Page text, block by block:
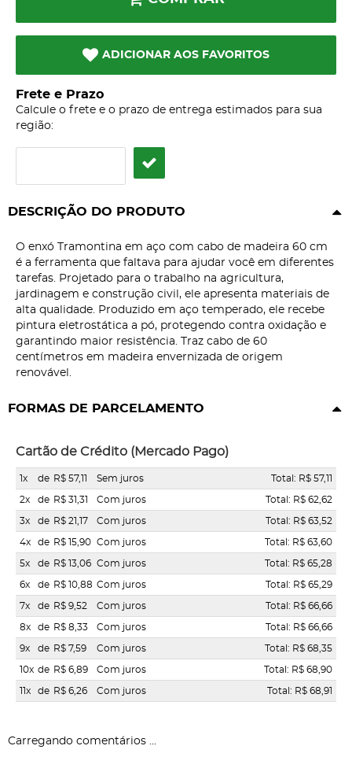
ADICIONAR AOS FAVORITOS
Frete e Prazo
Calcule o frete e o prazo de entrega estimados para sua
região:
DESCRIÇÃO DO PRODUTO
O enxó Tramontina em aço com cabo de madeira 60 cm
é a ferramenta que faltava para ajudar você em diferentes
tarefas. Projetado para o trabalho na agricultura,
jardinagem e construção civil, ele apresenta materiais de
alta qualidade. Produzido em aço temperado, ele recebe
pintura eletrostática a pó, protegendo contra oxidação e
garantindo maior resistência. Traz cabo de 60
centímetros em madeira envernizada de origem
renovável.
FORMAS DE PARCELAMENTO
Cartão de Crédito (Mercado Pago)
1x de R$ 57,11 Sem juros Total: R$ 57,11
2x de R$ 31,31 Com juros Total: R$ 62,62
3x de R$ 21,17 Com juros Total: R$ 63,52
4x de R$ 15,90 Com juros Total: R$ 63,60
5x de R$ 13,06 Com juros Total: R$ 65,28
6x de R$ 10,88 Com juros Total: R$ 65,29
7x de R$ 9,52 Com juros Total: R$ 66,66
8x de R$ 8,33 Com juros Total: R$ 66,66
9x de R$ 7,59 Com juros Total: R$ 68,35
10x de R$ 6,89 Com juros Total: R$ 68,90
11x de R$ 6,26 Com juros Total: R$ 68,91
Carregando comentários ...